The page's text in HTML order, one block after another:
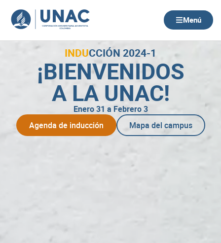
contenido
Menú
INDUCCIÓN 2024-1
¡BIENVENIDOS
A LA UNAC!
Enero 31 a Febrero 3
Agenda de inducción
Mapa del campus